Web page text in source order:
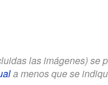
las imágenes) se
a menos que se